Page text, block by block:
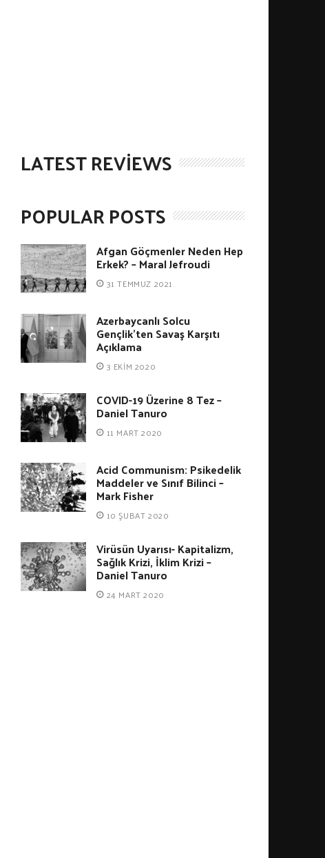
LATEST REVIEWS
POPULAR POSTS
Afgan Göçmenler Neden Hep
Erkek? – Maral Jefroudi
31 TEMMUZ 2021
Azerbaycanlı Solcu
Gençlik’ten Savaş Karşıtı
Açıklama
3 EKIM 2020
COVID-19 Üzerine 8 Tez –
Daniel Tanuro
11 MART 2020
Acid Communism: Psikedelik
Maddeler ve Sınıf Bilinci –
Mark Fisher
10 ŞUBAT 2020
Virüsün Uyarısı- Kapitalizm,
Sağlık Krizi, İklim Krizi –
Daniel Tanuro
24 MART 2020